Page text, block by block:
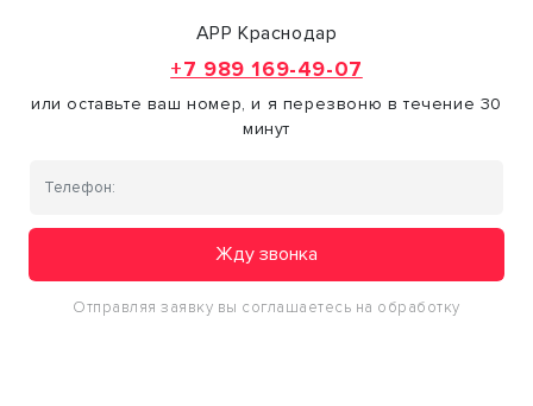
АРР Краснодар
+7 989 169-49-07
или оставьте ваш номер, и я перезвоню в течение 30
минут
Жду звонка
Отправляя заявку вы соглашаетесь на обработку